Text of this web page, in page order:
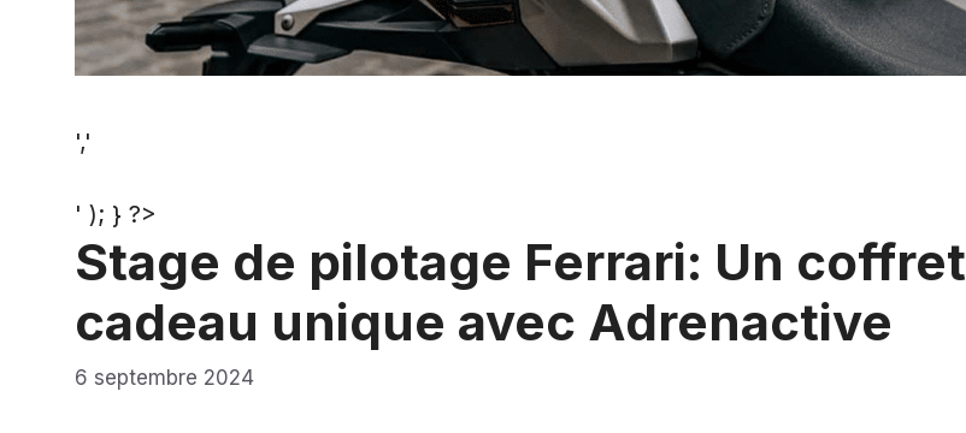
','
' ); } ?>
Stage de pilotage Ferrari: Un coffret
cadeau unique avec Adrenactive
6 septembre 2024